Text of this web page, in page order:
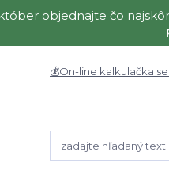
objednajte čo
💰On-line kalkulačka